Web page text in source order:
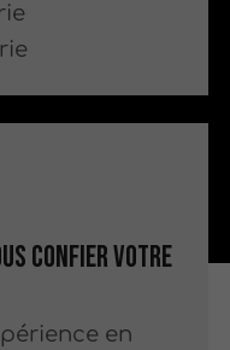
confier votre
en